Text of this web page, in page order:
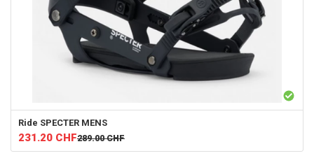
Ride SPECTER MENS
231.20 CHF289.00 CHF